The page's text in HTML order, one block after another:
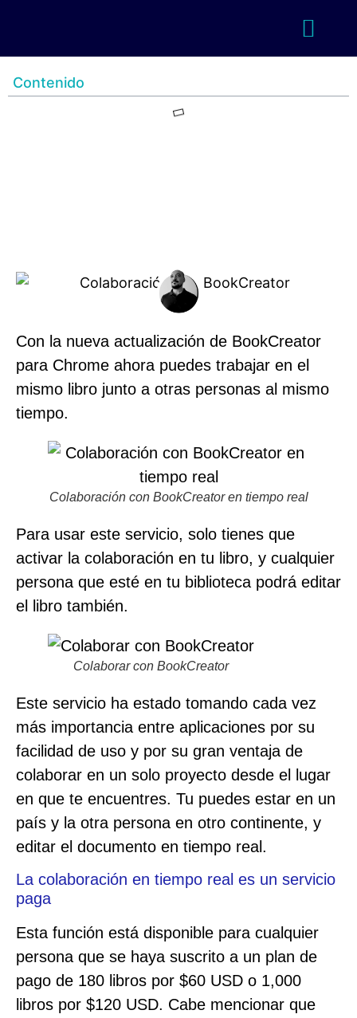
Contenido
Con la nueva actualización de BookCreator
para Chrome ahora puedes trabajar en el
mismo libro junto a otras personas al mismo
tiempo.
Colaboración con BookCreator en tiempo real
Para usar este servicio, solo tienes que
activar la colaboración en tu libro, y cualquier
persona que esté en tu biblioteca podrá editar
el libro también.
Colaborar con BookCreator
Este servicio ha estado tomando cada vez
más importancia entre aplicaciones por su
facilidad de uso y por su gran ventaja de
colaborar en un solo proyecto desde el lugar
en que te encuentres. Tu puedes estar en un
país y la otra persona en otro continente, y
editar el documento en tiempo real.
La colaboración en tiempo real es un servicio
paga
Esta función está disponible para cualquier
persona que se haya suscrito a un plan de
pago de 180 libros por $60 USD o 1,000
libros por $120 USD. Cabe mencionar que